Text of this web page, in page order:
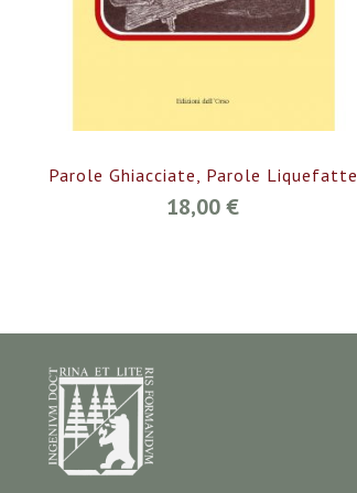
Parole Ghiacciate, Parole Liquefatte
18,00 €